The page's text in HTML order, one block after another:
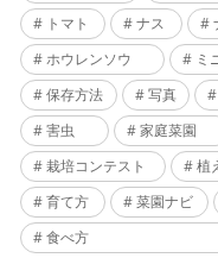
トマト
ナス
ホウレンソウ
ミ
保存方法
写真
害虫
家庭菜園
栽培コンテスト
植
育て方
菜園ナビ
食べ方